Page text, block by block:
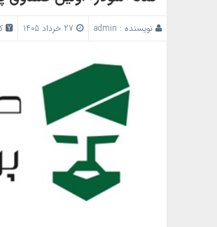
نویسنده : admin